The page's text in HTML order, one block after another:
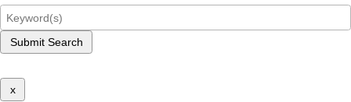
Submit Search
x